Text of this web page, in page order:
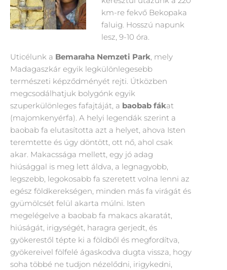
km-re fekvő Bekopaka
faluig. Hosszú napunk
lesz, 9-10 óra.
Uticélunk a Bemaraha Nemzeti Park , mely
Madagaszkár egyik legkülönlegesebb
természeti képződményét rejti. Útközben
megcsodálhatjuk bolygónk egyik
szuperkülönleges fafajtáját, a baobab fákat
(majomkenyérfa). A helyi legendák szerint a
baobab fa elutasította azt a helyet, ahova Isten
teremtette és úgy döntött, ott nő, ahol csak
akar. Makacssága mellett, egy jó adag
hiúsággal is meg lett áldva, a legnagyobb,
legszebb, legokosabb fa szeretett volna lenni az
egész földkerekségen, minden más fa virágát és
gyümölcsét felül akarta múlni. Isten
megelégelve a baobab fa makacs akaratát,
hiúságát, irigységét, haragra gerjedt, és
gyökerestől tépte ki a földből és megfordítva,
gyökereivel fölfelé ágaskodva dugta vissza, hogy
soha többé ne tudjon nézelődni, irigykedni,